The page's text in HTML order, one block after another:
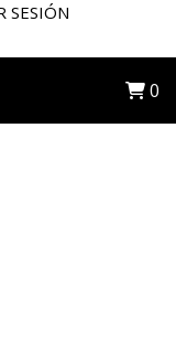
SESIÓN
0